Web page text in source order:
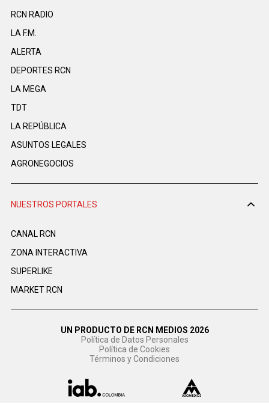
RCN RADIO
LA F.M.
ALERTA
DEPORTES RCN
LA MEGA
TDT
LA REPÚBLICA
ASUNTOS LEGALES
AGRONEGOCIOS
NUESTROS PORTALES
CANAL RCN
ZONA INTERACTIVA
SUPERLIKE
MARKET RCN
UN PRODUCTO DE RCN MEDIOS 2026
Política de Datos Personales
Política de Cookies
Términos y Condiciones